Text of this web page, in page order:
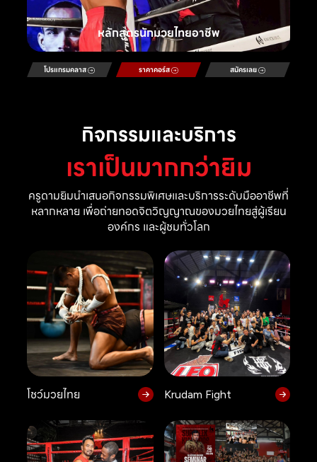
หลักสูตรนักมวยไทยอาชีพ
โปรแกรมคลาส ราคาคอร์ส สมัครเลย
กิจกรรมและบริการ
เราเป็นมากกว่ายิม
ครูดามยิมนำเสนอกิจกรรมพิเศษและบริการระดับมืออาชีพที่
หลากหลาย เพื่อถ่ายทอดจิตวิญญาณของมวยไทยสู่ผู้เรียน
องค์กร และผู้ชมทั่วโลก
โชว์มวยไทย Krudam Fight